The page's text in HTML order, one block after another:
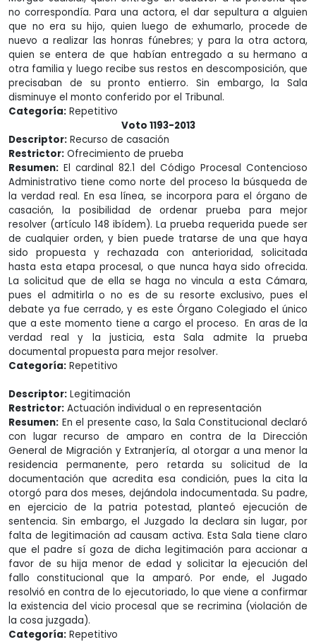
no correspondía. Para una actora, el dar sepultura a alguien
que no era su hijo, quien luego de exhumarlo, procede de
nuevo a realizar las honras fúnebres; y para la otra actora,
quien se entera de que habían entregado a su hermano a
otra familia y luego recibe sus restos en descomposición, que
precisaban de su pronto entierro. Sin embargo, la Sala
disminuye el monto conferido por el Tribunal.
Categoría: Repetitivo
Voto 1193-2013
Descriptor: Recurso de casación
Restrictor: Ofrecimiento de prueba
Resumen: El cardinal 82.1 del Código Procesal Contencioso
Administrativo tiene como norte del proceso la búsqueda de
la verdad real. En esa línea, se incorpora para el órgano de
casación, la posibilidad de ordenar prueba para mejor
resolver (artículo 148 ibídem). La prueba requerida puede ser
de cualquier orden, y bien puede tratarse de una que haya
sido propuesta y rechazada con anterioridad, solicitada
hasta esta etapa procesal, o que nunca haya sido ofrecida.
La solicitud que de ella se haga no vincula a esta Cámara,
pues el admitirla o no es de su resorte exclusivo, pues el
debate ya fue cerrado, y es este Órgano Colegiado el único
que a este momento tiene a cargo el proceso. En aras de la
verdad real y la justicia, esta Sala admite la prueba
documental propuesta para mejor resolver.
Categoría: Repetitivo
Descriptor: Legitimación
Restrictor: Actuación individual o en representación
Resumen: En el presente caso, la Sala Constitucional declaró
con lugar recurso de amparo en contra de la Dirección
General de Migración y Extranjería, al otorgar a una menor la
residencia permanente, pero retarda su solicitud de la
documentación que acredita esa condición, pues la cita la
otorgó para dos meses, dejándola indocumentada. Su padre,
en ejercicio de la patria potestad, planteó ejecución de
sentencia. Sin embargo, el Juzgado la declara sin lugar, por
falta de legitimación ad causam activa. Esta Sala tiene claro
que el padre sí goza de dicha legitimación para accionar a
favor de su hija menor de edad y solicitar la ejecución del
fallo constitucional que la amparó. Por ende, el Jugado
resolvió en contra de lo ejecutoriado, lo que viene a confirmar
la existencia del vicio procesal que se recrimina (violación de
la cosa juzgada).
Categoría: Repetitivo